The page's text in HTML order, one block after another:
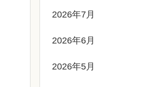
2026年7月
2026年6月
2026年5月